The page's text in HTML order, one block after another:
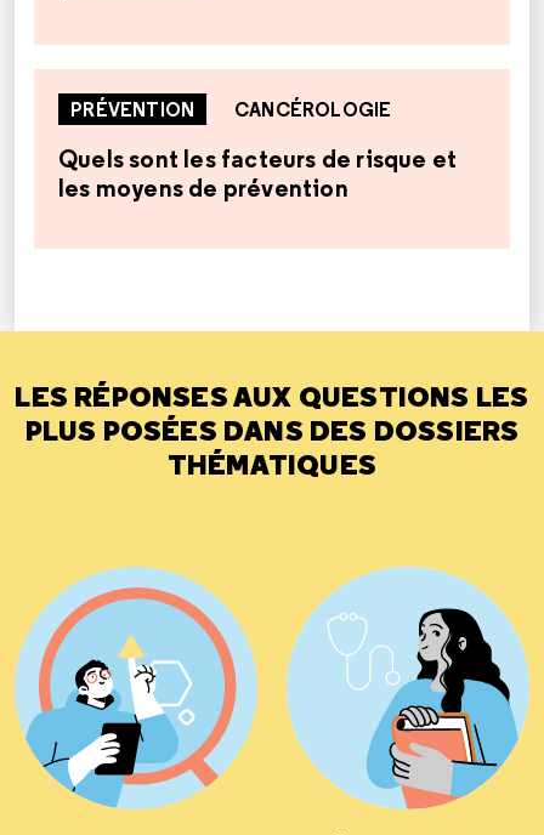
PRÉVENTION CANCÉROLOGIE
Quels sont les facteurs de risque et
les moyens de prévention
LES RÉPONSES AUX QUESTIONS LES
PLUS POSÉES DANS DES DOSSIERS
THÉMATIQUES